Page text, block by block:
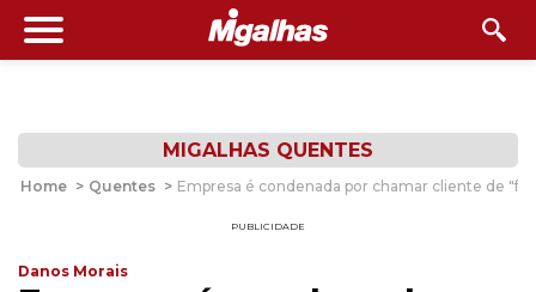
MIGALHAS QUENTES
Home > Quentes > Empresa é condenada por chamar cliente de
PUBLICIDADE
Danos Morais